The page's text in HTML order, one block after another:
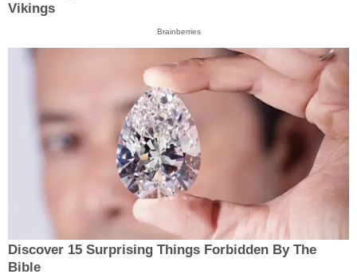
Vikings
Brainberries
Discover 15 Surprising Things Forbidden By The
Bible